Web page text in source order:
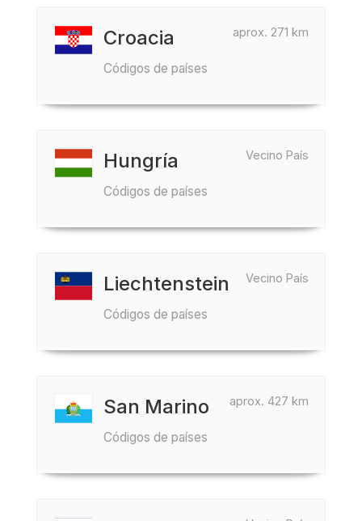
aprox. 271 km
Croacia
Códigos de países
Vecino País
Hungría
Códigos de países
Vecino País
Liechtenstein
Códigos de países
aprox. 427 km
San Marino
Códigos de países